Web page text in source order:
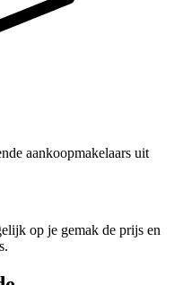
aankoopmakelaars uit
op je gemak de prijs en